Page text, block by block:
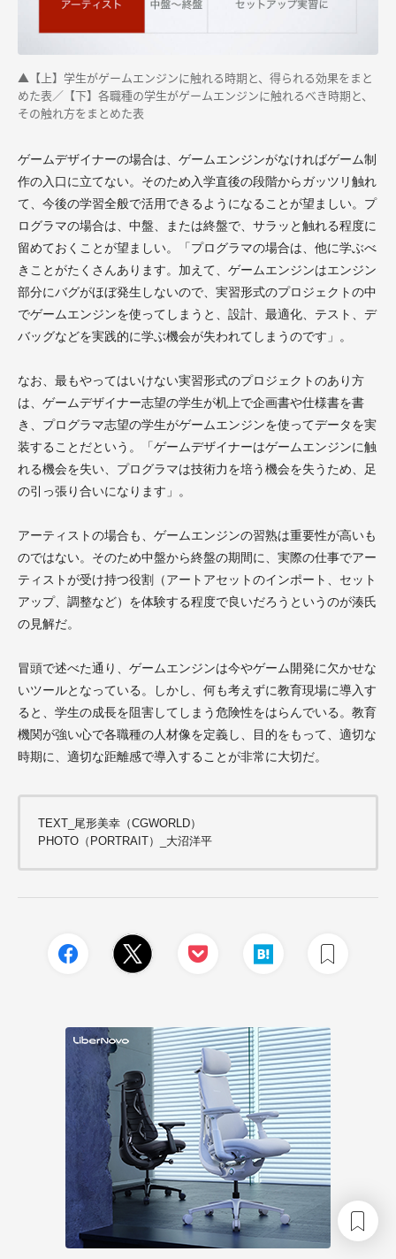
▲【上】学生がゲームエンジンに触れる時期と、得られる効果をまと
めた表／【下】各職種の学生がゲームエンジンに触れるべき時期と、
その触れ方をまとめた表
ゲームデザイナーの場合は、ゲームエンジンがなければゲーム制
作の入口に立てない。そのため入学直後の段階からガッツリ触れ
て、今後の学習全般で活用できるようになることが望ましい。プ
ログラマの場合は、中盤、または終盤で、サラッと触れる程度に
留めておくことが望ましい。「プログラマの場合は、他に学ぶべ
きことがたくさんあります。加えて、ゲームエンジンはエンジン
部分にバグがほぼ発生しないので、実習形式のプロジェクトの中
でゲームエンジンを使ってしまうと、設計、最適化、テスト、デ
バッグなどを実践的に学ぶ機会が失われてしまうのです」。
なお、最もやってはいけない実習形式のプロジェクトのあり方
は、ゲームデザイナー志望の学生が机上で企画書や仕様書を書
き、プログラマ志望の学生がゲームエンジンを使ってデータを実
装することだという。「ゲームデザイナーはゲームエンジンに触
れる機会を失い、プログラマは技術力を培う機会を失うため、足
の引っ張り合いになります」。
アーティストの場合も、ゲームエンジンの習熟は重要性が高いも
のではない。そのため中盤から終盤の期間に、実際の仕事でアー
ティストが受け持つ役割（アートアセットのインポート、セット
アップ、調整など）を体験する程度で良いだろうというのが湊氏
の見解だ。
冒頭で述べた通り、ゲームエンジンは今やゲーム開発に欠かせな
いツールとなっている。しかし、何も考えずに教育現場に導入す
ると、学生の成長を阻害してしまう危険性をはらんでいる。教育
機関が強い心で各職種の人材像を定義し、目的をもって、適切な
時期に、適切な距離感で導入することが非常に大切だ。
TEXT_尾形美幸（CGWORLD）
PHOTO（PORTRAIT）_大沼洋平